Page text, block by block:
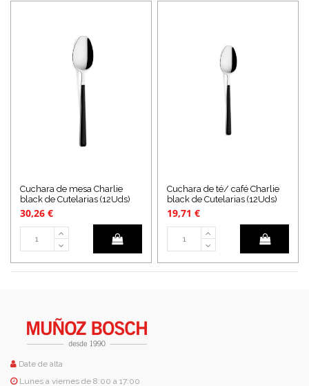
Cuchara de mesa Charlie
black de Cutelarias (12Uds)
30,26 €
Cuchara de té/ café Charlie
black de Cutelarias (12Uds)
19,71 €
Date de alta
Lunes a viernes de 8:00 a 17:00